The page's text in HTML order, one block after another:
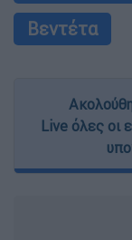
Βεντέτα
Live όλες οι